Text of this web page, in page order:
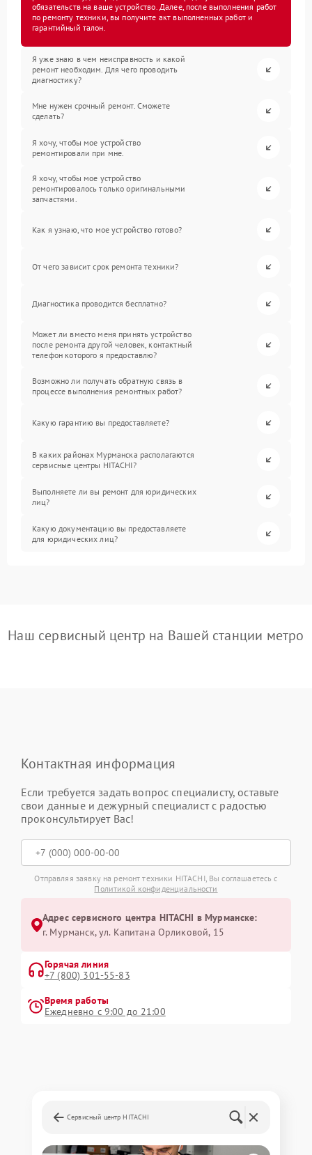
обязательств на ваше устройство. Далее, после выполнения работ
по ремонту техники, вы получите акт выполненных работ и
гарантийный талон.
Я уже знаю в чем неисправность и какой
ремонт необходим. Для чего проводить
диагностику?
Мне нужен срочный ремонт. Сможете
сделать?
Я хочу, чтобы мое устройство
ремонтировали при мне.
Я хочу, чтобы мое устройство
ремонтировалось только оригинальными
запчастями.
Как я узнаю, что мое устройство готово?
От чего зависит срок ремонта техники?
Диагностика проводится бесплатно?
Может ли вместо меня принять устройство
после ремонта другой человек, контактный
телефон которого я предоставлю?
Возможно ли получать обратную связь в
процессе выполнения ремонтных работ?
Какую гарантию вы предоставляете?
В каких районах Мурманска располагаются
сервисные центры HITACHI?
Выполняете ли вы ремонт для юридических
лиц?
Какую документацию вы предоставляете
для юридических лиц?
Наш сервисный центр на Вашей станции метро
Контактная информация
Если требуется задать вопрос специалисту, оставьте
свои данные и дежурный специалист с радостью
проконсультирует Вас!
Отправляя заявку на ремонт техники HITACHI, Вы соглашаетесь с
Политикой конфиденциальности
Адрес сервисного центра HITACHI в Мурманске:
г. Мурманск, ул. Капитана Орликовой, 15
Горячая линия
+7 (800) 301-55-83
Время работы
Ежедневно с 9:00 до 21:00
Сервисный центр HITACHI